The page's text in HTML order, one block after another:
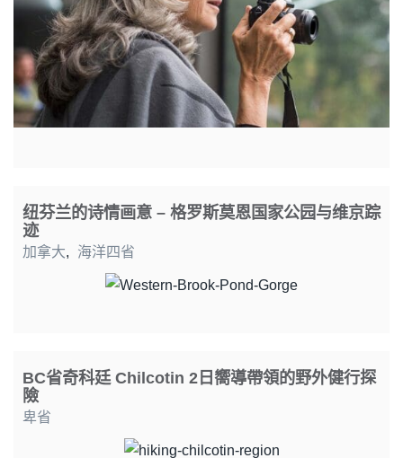
纽芬兰的诗情画意 – 格罗斯莫恩国家公园与维京踪
迹
加拿大, 海洋四省
BC省奇科廷 Chilcotin 2日嚮導帶領的野外健行探
險
卑省